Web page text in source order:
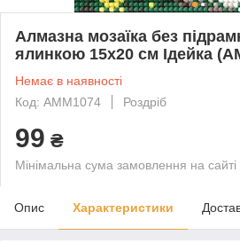
Алмазна мозаїка без
ялинкою 15х20 см Ідейка
Немає в наявності
Код: AMM1074
Роздріб
99 ₴
Мінімальна сума замовлення на
Опис Характеристики